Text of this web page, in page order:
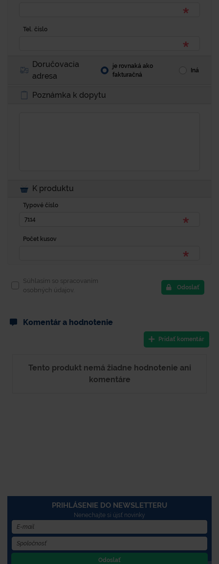
Tel. číslo
Doručovacia
adresa
je rovnaká ako
fakturačná
Iná
Poznámka k dopytu
K produktu
Typové číslo
Počet kusov
Súhlasím so spracovaním
osobných údajov.
Odoslať
Komentár a hodnotenie
Pridať komentár
Tento produkt nemá žiadne hodnotenie ani
komentáre
PRIHLÁSENIE DO NEWSLETTERU
Nenechajte si újsť novinky
Odoslať